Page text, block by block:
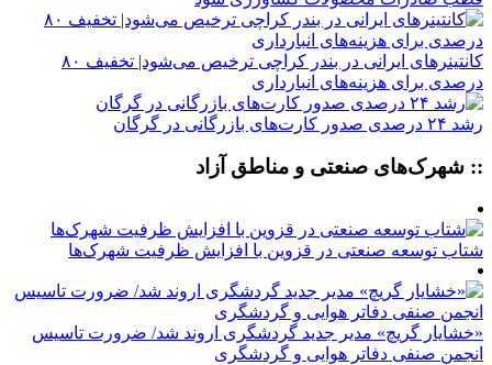
کانتینرهای ایرانی در بندر کراچی ترخیص می‌شود| تخفیف ۸۰
درصدی برای هزینه‌های انبارداری
رشد ۲۴ درصدی صدور کارت‌های بازرگانی در گرگان
:: شهرک‌های صنعتی و مناطق آزاد
شتاب توسعه صنعتی در قزوین با افزایش ظرفیت شهرک‌ها
«خشایار گریچ» مدیر جدید گردشگری اروند شد/ ضرورت تاسیس
انجمن صنفی دفاتر هوایی و گردشگری